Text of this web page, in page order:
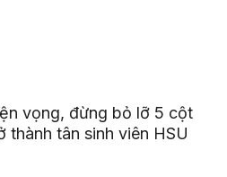
vọng, đừng bỏ lỡ 5 cột
thành tân sinh viên HSU